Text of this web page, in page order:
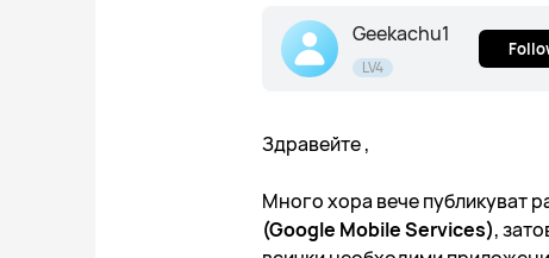
Geekachu1
LV4
Здравейте ,
Много хора вече публикуват
(Google Mobile Services),